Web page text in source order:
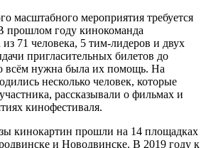
масштабного мероприятия требуется
прошлом году кинокоманда
71 человека, 5 тим-лидеров и двух
пригласительных билетов до
всём нужна была их помощь. На
несколько человек, которые
рассказывали о фильмах и
кинофестиваля.
кинокартин прошли на 14 площадках
и Новодвинске. В 2019 году к